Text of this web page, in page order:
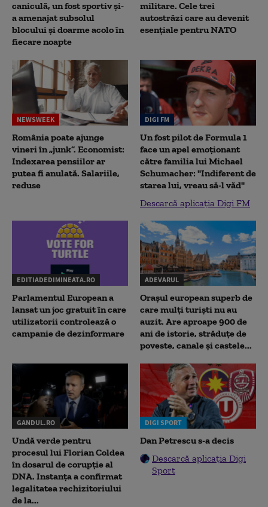
caniculă, un fost sportiv și-
a amenajat subsolul
blocului și doarme acolo în
fiecare noapte
militare. Cele trei
autostrăzi care au devenit
esențiale pentru NATO
NEWSWEEK
România poate ajunge
vineri în „junk”. Economist:
Indexarea pensiilor ar
putea fi anulată. Salariile,
reduse
DIGI FM
Un fost pilot de Formula 1
face un apel emoționant
către familia lui Michael
Schumacher: "Indiferent de
starea lui, vreau să-l văd"
Descarcă aplicația Digi FM
EDITIADEDIMINEATA.RO
Parlamentul European a
lansat un joc gratuit în care
utilizatorii controlează o
campanie de dezinformare
ADEVARUL
Orașul european superb de
care mulți turiști nu au
auzit. Are aproape 900 de
ani de istorie, străduțe de
poveste, canale și castele...
GANDUL.RO
Undă verde pentru
procesul lui Florian Coldea
în dosarul de corupție al
DNA. Instanța a confirmat
legalitatea rechizitoriului
de la...
DIGI SPORT
Dan Petrescu s-a decis
Descarcă aplicația Digi
Sport